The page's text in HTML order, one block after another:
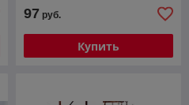
97 руб.
Купить